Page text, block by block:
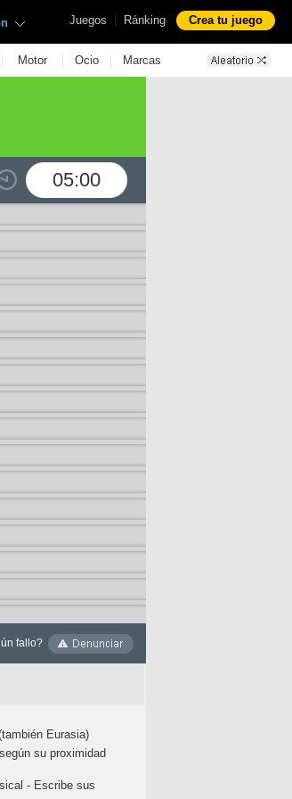
Juegos | Ránking Crea tu juego
| Motor | Ocio | Marcas
05:00
fallo?
Eurasia)
su proximidad
- Escribe sus